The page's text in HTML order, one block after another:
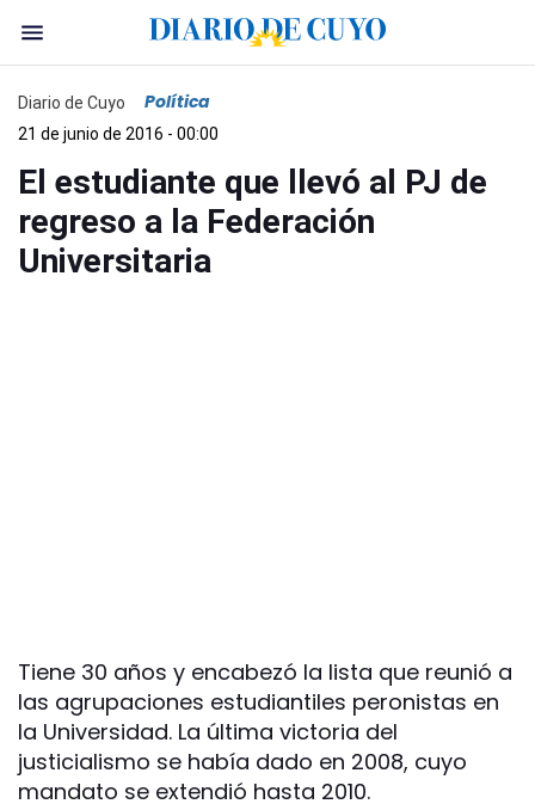
Diario de Cuyo Política
21 de junio de 2016 - 00:00
El estudiante que llevó al PJ de
regreso a la Federación
Universitaria
Tiene 30 años y encabezó la lista que reunió a
las agrupaciones estudiantiles peronistas en
la Universidad. La última victoria del
justicialismo se había dado en 2008, cuyo
mandato se extendió hasta 2010.